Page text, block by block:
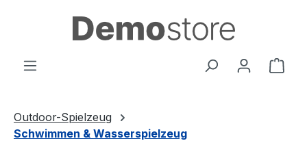
Zum Hauptinhalt springen
Outdoor-Spielzeug
Schwimmen & Wasserspielzeug